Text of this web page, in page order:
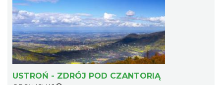
USTROŃ - ZDRÓJ POD CZANTORIĄ